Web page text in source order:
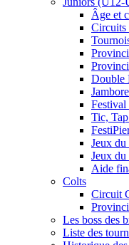
Âge et
Circuits
Double
Tic,
Jeux
Jeux
Aide
Colts
Circuit
Les boss des
Liste des